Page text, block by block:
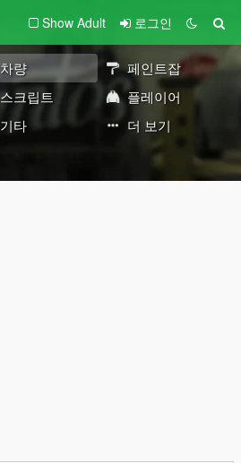
Show Adult 로그인
차량
페인트잡
스크립트
플레이어
기타 더 보기